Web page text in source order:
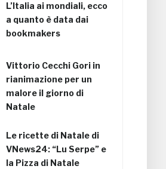
L’Italia ai mondiali, ecco
a quanto è data dai
bookmakers
Vittorio Cecchi Gori in
rianimazione per un
malore il giorno di
Natale
Le ricette di Natale di
VNews24: “Lu Serpe” e
la Pizza di Natale